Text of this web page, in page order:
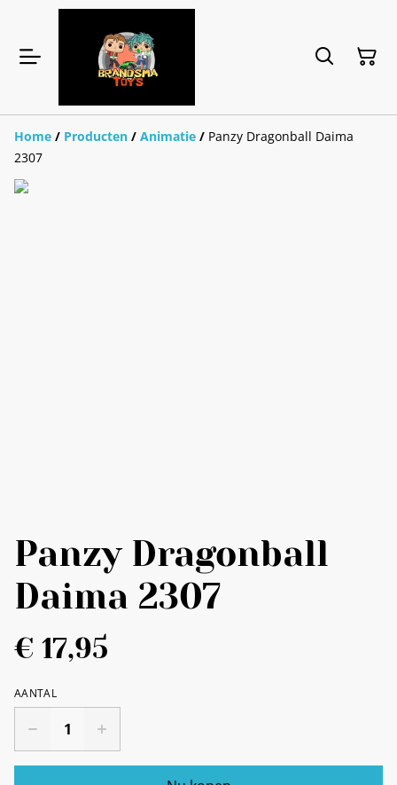
Home / Producten / Animatie / Panzy Dragonball Daima
2307
Panzy Dragonball
Daima 2307
€ 17,95
AANTAL